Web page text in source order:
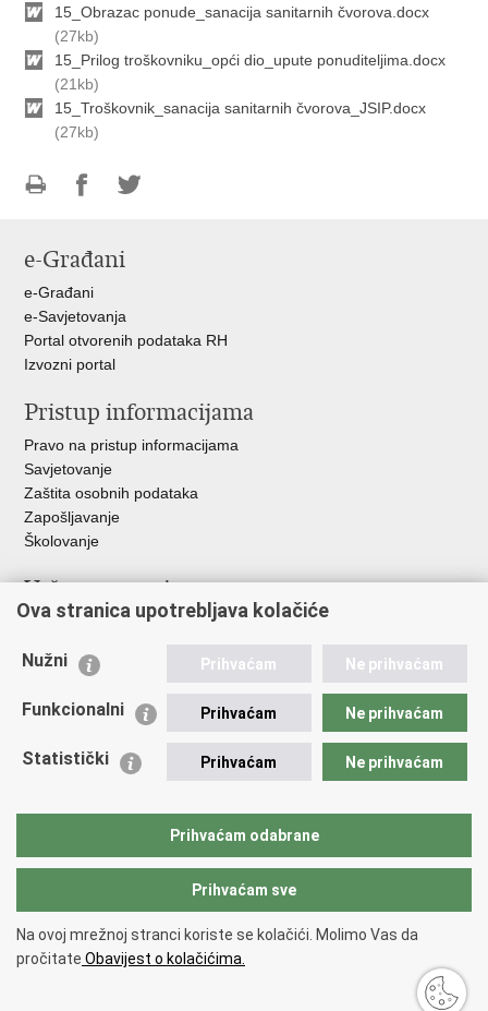
15_Obrazac ponude_sanacija sanitarnih čvorova.docx
(27kb)
15_Prilog troškovniku_opći dio_upute ponuditeljima.docx
(21kb)
15_Troškovnik_sanacija sanitarnih čvorova_JSIP.docx
(27kb)
FacebookuTwitteru
e-Građani
e-Građani
e-Savjetovanja
Portal otvorenih podataka RH
Izvozni portal
Pristup informacijama
Pravo na pristup informacijama
Savjetovanje
Zaštita osobnih podataka
Zapošljavanje
Školovanje
Važne poveznice
Ministarstvo unutarnjih poslova
Udruge
Policijska akademija
Zaklada policijske solidarnosti
Vučetić"
Copyright © 2026 Policijska uprava zagrebačka.
pristupačnosti.
Ova stranica upotrebljava kolačiće
Nužni Prihvaćam Ne prihvaćam
Funkcionalni Prihvaćam Ne prihvaćam
Statistički Prihvaćam Ne prihvaćam
Prihvaćam odabrane
Prihvaćam sve
Na ovoj mrežnoj stranci koriste se kolačići. Molimo Vas da
pročitate Obavijest o kolačićima.